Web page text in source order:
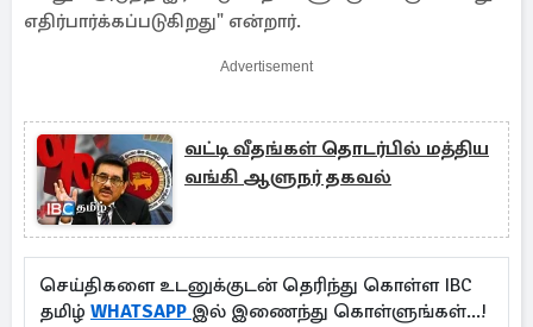
எதிர்பார்க்கப்படுகிறது" என்றார்.
Advertisement
வட்டி வீதங்கள் தொடர்பில் மத்திய
வங்கி ஆளுநர் தகவல்
செய்திகளை உடனுக்குடன் தெரிந்து கொள்ள IBC
தமிழ் WHATSAPP இல் இணைந்து கொள்ளுங்கள்...!